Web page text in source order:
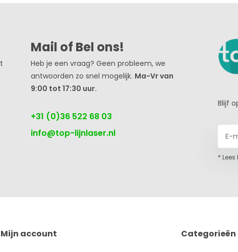
Mail of Bel ons!
Heb je een vraag? Geen probleem, we
antwoorden zo snel mogelijk. Ma-Vr van
9:00 tot 17:30 uur.
+31 (0)36 522 68 03
info@top-lijnlaser.nl
Blijf
*
Mijn account Categorieën